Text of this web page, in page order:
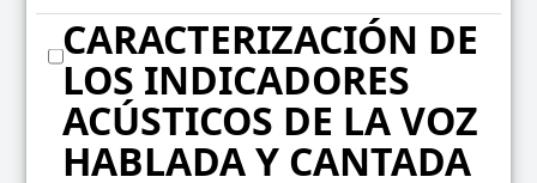
CARACTERIZACIÓN DE
LOS INDICADORES
ACÚSTICOS DE LA VOZ
HABLADA Y CANTADA